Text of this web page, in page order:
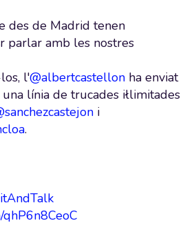
des de Madrid tenen
parlar amb les nostres
l'@albertcastellon ha enviat
línia de trucades iłlimitades
i
.